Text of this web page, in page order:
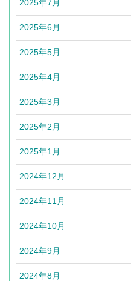
2025年7月
2025年6月
2025年5月
2025年4月
2025年3月
2025年2月
2025年1月
2024年12月
2024年11月
2024年10月
2024年9月
2024年8月